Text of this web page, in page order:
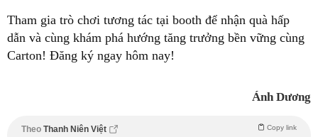
Tham gia trò chơi tương tác tại booth để nhận quà hấp
dẫn và cùng khám phá hướng tăng trưởng bền vững cùng
Carton! Đăng ký ngay hôm nay!
Ánh Dương
Theo Thanh Niên Việt Copy link